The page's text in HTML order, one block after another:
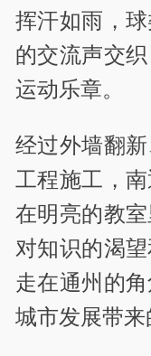
挥汗如雨，
的交流声交
运动乐章。
经过外墙翻
工程施工，
在明亮的教
对知识的渴
走在通州的
城市发展带来